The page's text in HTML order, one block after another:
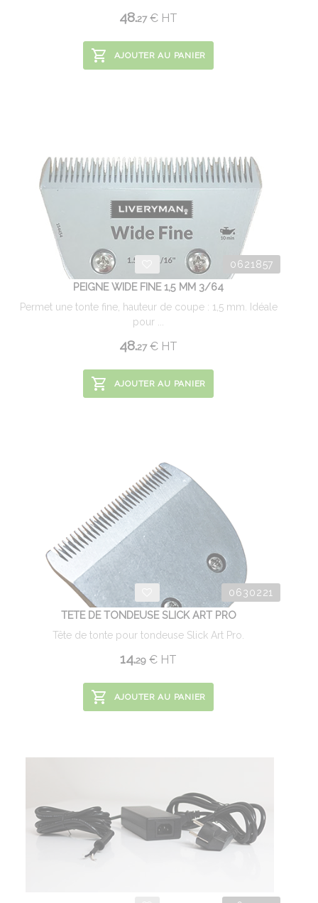
48.27 € HT
AJOUTER AU PANIER
0621857
PEIGNE WIDE FINE 1,5 MM 3/64
Permet une tonte fine, hauteur de coupe : 1,5 mm. Idéale
pour ...
48.27 € HT
AJOUTER AU PANIER
0630221
TETE DE TONDEUSE SLICK ART PRO
Tête de tonte pour tondeuse Slick Art Pro.
14.29 € HT
AJOUTER AU PANIER